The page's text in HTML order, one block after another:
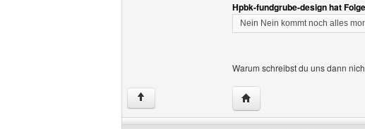
Hpbk-fundgrube-design hat
Nein Nein kommt noch alles
Warum schreibst du uns dann
↑ Website dieses Benutzers